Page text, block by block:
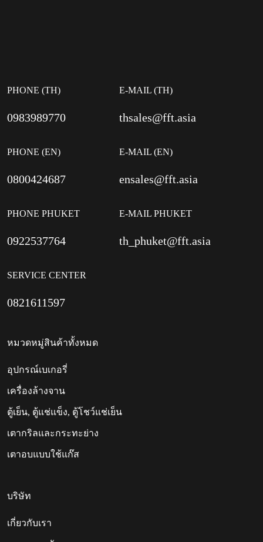
PHONE (TH)
0983989770
PHONE (EN)
0800424687
PHONE PHUKET
0922537764
SERVICE CENTER
0821611597
E-MAIL (TH)
thsales@fft.asia
E-MAIL (EN)
ensales@fft.asia
E-MAIL PHUKET
th_phuket@fft.asia
หมวดหมู่สินค้าทั้งหมด
อุปกรณ์เบเกอรี่
เครื่องล้างจาน
ตู้เย็น, ตู้แช่แข็ง, ตู้โชว์แช่เย็น
เตากริลและกระทะย่าง
เตาอบแบบใช้แก๊ส
บริษัท
เกี่ยวกับเรา